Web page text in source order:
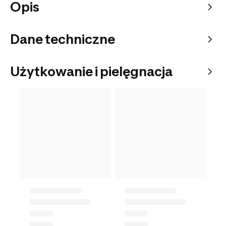
Opis
Dane techniczne
Użytkowanie i pielęgnacja